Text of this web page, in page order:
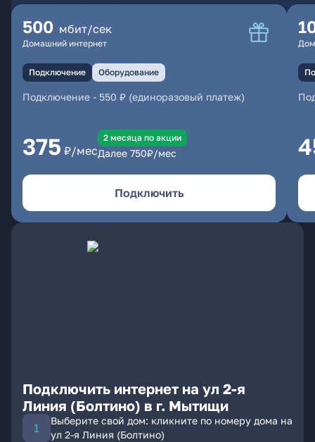
500 мбит/сек
Домашний интернет
Подключение Оборудование
Подключение - 550 ₽ (единоразовый платеж)
375 ₽/мес
2 месяцa по акции
Далее 750₽/мес
Подключить
Подключить интернет на ул 2-я
Линия (Болтино) в г. Мытищи
Выберите свой дом: кликните по номеру дома на
ул 2-я Линия (Болтино)